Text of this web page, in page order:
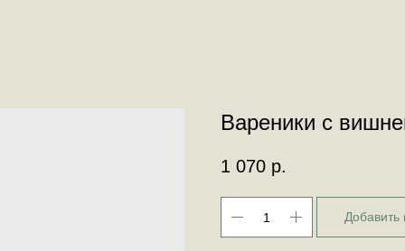
Вареники с
1 070 р.
Добавить